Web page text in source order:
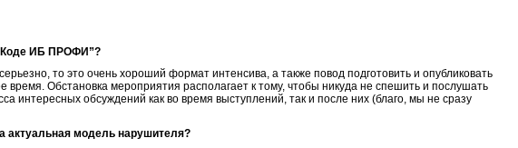
ИБ ПРОФИ”?
то это очень хороший формат интенсива, а также повод подготовить и опубликовать
Обстановка мероприятия располагает к тому, чтобы никуда не спешить и послушать
интересных обсуждений как во время выступлений, так и после них (благо, мы не сразу
актуальная модель нарушителя?